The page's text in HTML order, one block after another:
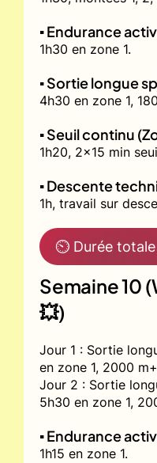
▪️ Endurance
1h30 en zone 1.
▪️ Sortie longue
4h30 en zone 1,
▪️ Seuil continu
1h20, 2x15 min
▪️ Descente
1h, travail sur
⏲ Durée
Semaine 10
💥)
Jour 1 : Sortie
en zone 1, 2000
Jour 2 : Sortie
5h30 en zone 1,
▪️ Endurance
1h15 en zone 1.